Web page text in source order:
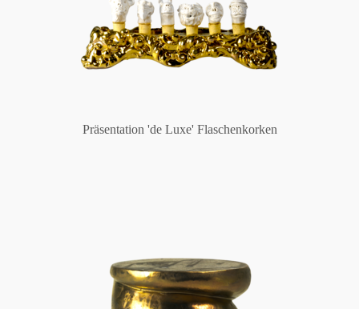
Präsentation 'de Luxe' Flaschenkorken